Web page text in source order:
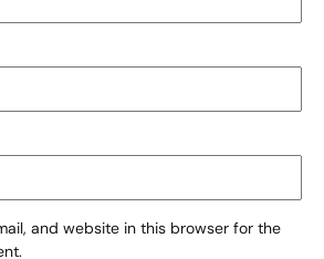
and website in this browser for the